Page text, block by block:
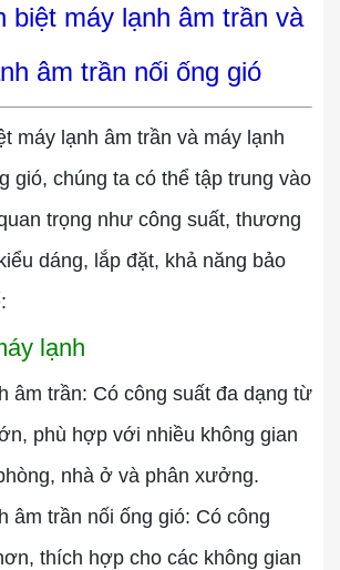
biệt máy lạnh âm trần và
âm trần nối ống gió
máy lạnh âm trần và máy lạnh
gió, chúng ta có thể tập trung vào
trọng như công suất, thương
dáng, lắp đặt, khả năng bảo
lạnh
âm trần: Có công suất đa dạng từ
phù hợp với nhiều không gian
nhà ở và phân xưởng.
âm trần nối ống gió: Có công
thích hợp cho các không gian